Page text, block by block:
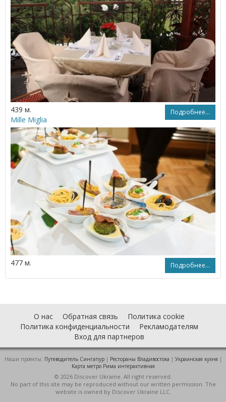
439 м. Подробнее...
Mille Miglia
477 м. Подробнее...
О нас Обратная связь
Политика cookie
Политика конфиденциальности
Рекламодателям
Вход для партнеров
Наши проекты: Путеводитель Сингапур| Рестораны Владивостока | Украинская кухня |
Карта метро Рима интерактивная
© 2026 Discover Ukraine. All right reserved.
No part of this site may be reproduced without our written permission. The
website is owned by Discover Ukraine LLC.